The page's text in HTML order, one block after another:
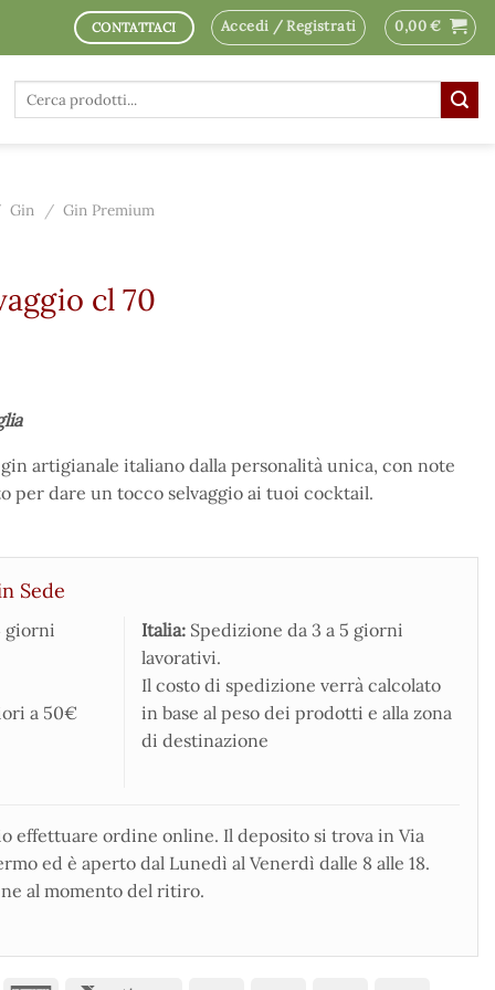
CONTATTACI Accedi / Registrati 0,00€
Cerca:
Gin / Gin Premium
cl 70
artigianale italiano dalla personalità unica, con note
per dare un tocco selvaggio ai tuoi cocktail.
Sede
giorni
a 50€
Italia: Spedizione da 3 a 5 giorni
lavorativi.
Il costo di spedizione verrà calcolato
in base al peso dei prodotti e alla zona
di destinazione
effettuare ordine online. Il deposito si trova in Via
ed è aperto dal Lunedì al Venerdì dalle 8 alle 18.
al momento del ritiro.